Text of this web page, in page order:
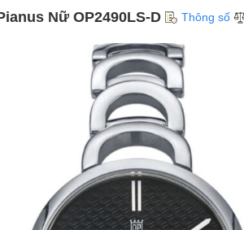
Nữ OP2490LS-D Thông số